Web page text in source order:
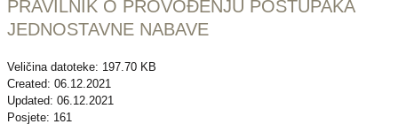
PRAVILNIK O PROVOĐENJU POSTUPAKA
JEDNOSTAVNE NABAVE
Veličina datoteke: 197.70 KB
Created: 06.12.2021
Updated: 06.12.2021
Posjete: 161